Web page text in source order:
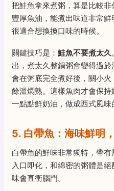
把鮭魚拿來煮粥，算是比較
豐厚魚油，能煮出味道非常鮮
很適合想換換口味的時候。
關鍵技巧是： 鮭魚不要煮太久
出，煮太久整鍋粥會變得過
會在粥底完全煮好後，關小
餘溫燜熟。這樣魚肉才會保
一點點鮮奶油，做成西式風味
5. 白帶魚：海味鮮明
白帶魚的鮮味非常獨特，帶
入口即化，和綿密的粥體是
味會直衝腦門。